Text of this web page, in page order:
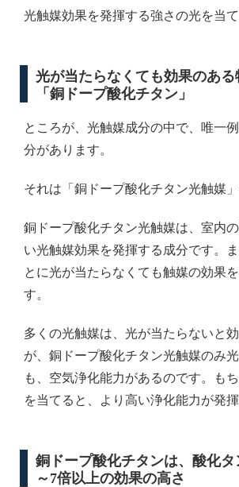
光触媒効果を発揮する強さの光を当て
光が当たらなくても効果のあ
「銅ドープ酸化チタン」
ところが、光触媒成分の中で、唯一
分があります。
それは「銅ドープ酸化チタン光触媒」
銅ドープ酸化チタン光触媒は、室内
い光触媒効果を発揮する成分です。
とに光が当たらなくても触媒の効果
す。
多くの光触媒は、光が当たらないと
が、銅ドープ酸化チタン光触媒のみ
も、空気浄化能力があるのです。も
を当てると、より高い浄化能力が発揮
銅ドープ酸化チタンは、酸化
～7倍以上の効果の高さ